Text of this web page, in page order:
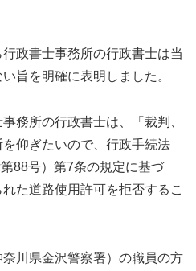
政書士事務所の行政書士は当
旨を明確に表明しました。
所の行政書士は、「裁判、
仰ぎたいので、行政手続法
88号）第7条の規定に基づ
た道路使用許可を拒否するこ
川県金沢警察署）の職員の方